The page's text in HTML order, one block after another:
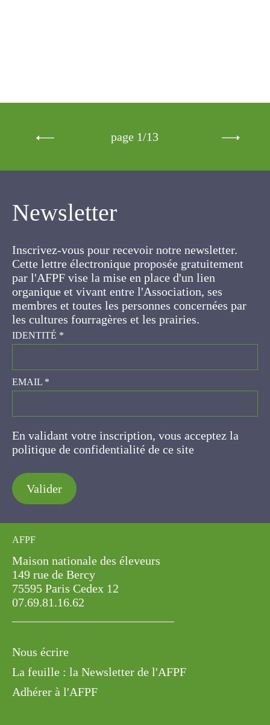
Newsletter
Cette lettre électronique proposée
gratuitement par l'AFPF vise la mise en place
d'un lien organique et vivant entre l'Association,
ses membres et toutes les personnes
concernées par les cultures fourragères et les
prairies.
IDENTITÉ*
EMAIL*
En validant votre inscription, vous acceptez la
politique de confidentialité de ce site
Valider
AFPF
Maison nationale des éleveurs
149 rue de Bercy
75595 Paris Cedex 12
07.69.81.16.62
Nous écrire
La feuille : la Newsletter de l'AFPF
Adhérer à l'AFPF